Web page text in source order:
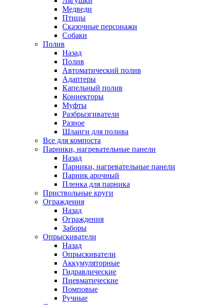
Медведи
Птицы
Сказочные персонажи
Собаки
Полив
Назад
Полив
Автоматический полив
Адаптеры
Капельный полив
Коннекторы
Муфты
Разбрызгиватели
Разное
Шланги для полива
Все для компоста
Парники, нагревательные панели
Назад
Парники, нагревательные панели
Парник арочный
Пленка для парника
Приствольные круги
Ограждения
Назад
Ограждения
Заборы
Опрыскиватели
Назад
Опрыскиватели
Аккумуляторные
Гидравлические
Пневматические
Помповые
Ручные